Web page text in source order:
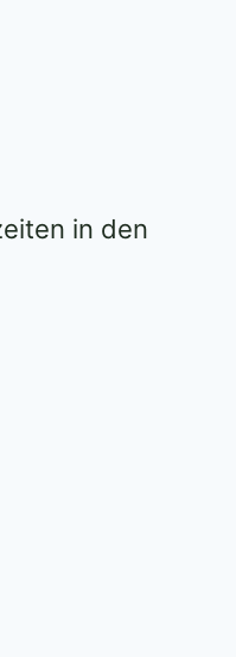
in den